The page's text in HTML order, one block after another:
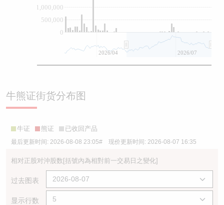
0
500,000
1,000,000
2026/04 2026/07
牛熊证街货分布图
牛证 熊证 已收回产品
最后更新时间: 2026-08-08 23:05# 现价更新时间: 2026-08-07 16:35
相对正股对沖股数[括號內為相對前一交易日之變化]
过去图表
显示行数